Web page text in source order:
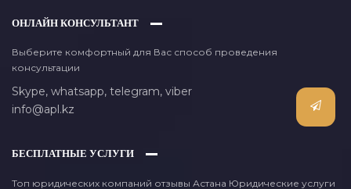
ОНЛАЙН КОНСУЛЬТАНТ
Выберите комфортный для Вас способ проведения
консультации
Skype, whatsapp, telegram, viber
info@apl.kz
БЕСПЛАТНЫЕ УСЛУГИ
Топ юридических компаний отзывы Астана Юридические услуги